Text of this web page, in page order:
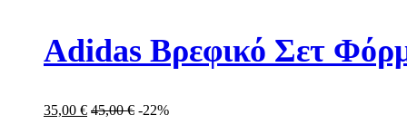
Adidas Βρεφικό Σετ
35,00 € 45,00€ -22%